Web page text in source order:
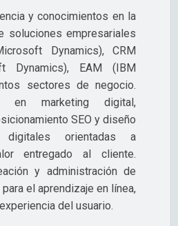
y conocimientos en la
soluciones empresariales
Dynamics), CRM
Dynamics), EAM (IBM
sectores de negocio.
en marketing digital,
SEO y diseño
orientadas a
entregado al cliente.
y administración de
el aprendizaje en línea,
del usuario.